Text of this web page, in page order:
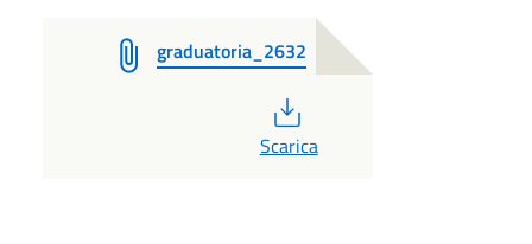
graduatoria_2632
Scarica